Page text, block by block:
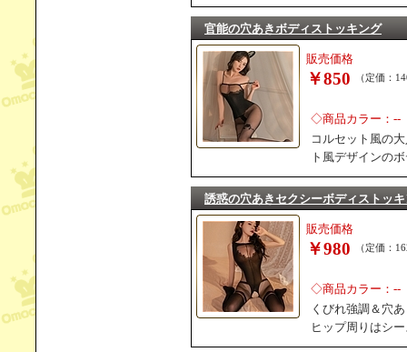
官能の穴あきボディストッキング
販売価格
￥850 （定価：
◇商品カラー：--
コルセット風の
ト風デザインの
誘惑の穴あきセクシーボディストッ
販売価格
￥980 （定価：
◇商品カラー：--
くびれ強調＆穴
ヒップ周りはシ